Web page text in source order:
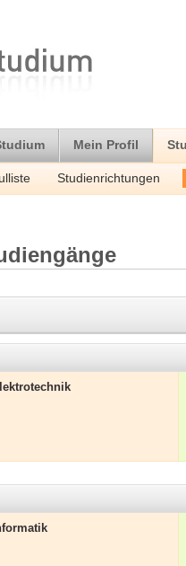
Mein Profil
Studienrichtungen